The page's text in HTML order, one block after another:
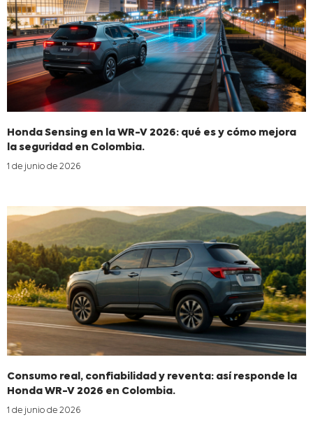
Honda Sensing en la WR-V 2026: qué es y cómo mejora
la seguridad en Colombia.
1 de junio de 2026
Consumo real, confiabilidad y reventa: así responde la
Honda WR-V 2026 en Colombia.
1 de junio de 2026